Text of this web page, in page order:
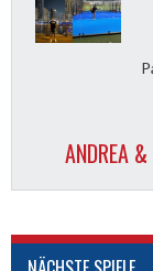
ANDREA